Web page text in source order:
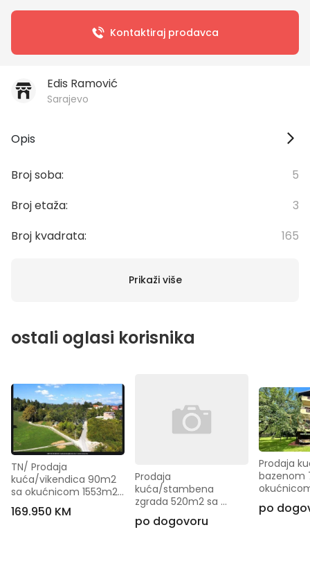
Kontaktiraj prodavca
Edis Ramović
Sarajevo
Opis
broj soba:
5
broj etaža:
3
broj kvadrata:
165
Prikaži više
ostali oglasi korisnika
TN/ Prodaja
kuća/vikendica 90m2
sa okućnicom 1553m2
– Nadosjek, Ilidža
169.950 KM
Prodaja
kuća/stambena
zgrada 520m2 sa
okućnicom 520,
Dobrinja – Novi Grad
po dogovoru
Prodaja
bazenom
–
Sarajevo
po